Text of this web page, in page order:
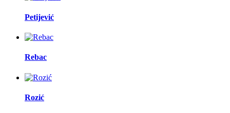
Petijević
Rebac
Rozić